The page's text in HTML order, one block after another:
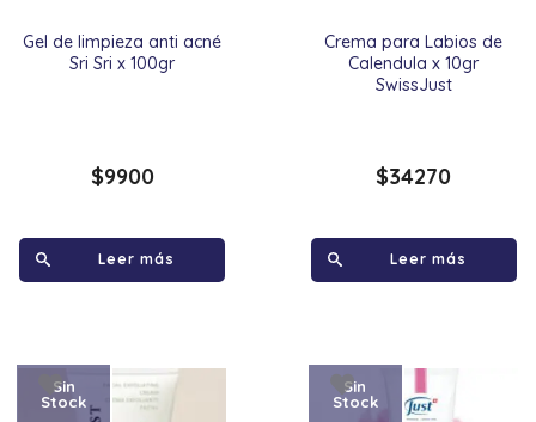
Gel de limpieza anti acné
Sri Sri x 100gr
$9900
Leer más
Crema para Labios de
Calendula x 10gr
SwissJust
$34270
Leer más
Sin
Stock
Sin
Stock